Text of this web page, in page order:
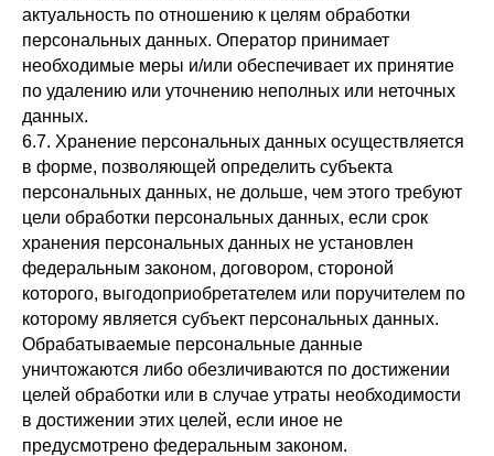
актуальность по отношению к целям обработки
персональных данных. Оператор принимает
необходимые меры и/или обеспечивает их принятие
по удалению или уточнению неполных или неточных
данных.
6.7. Хранение персональных данных осуществляется
в форме, позволяющей определить субъекта
персональных данных, не дольше, чем этого требуют
цели обработки персональных данных, если срок
хранения персональных данных не установлен
федеральным законом, договором, стороной
которого, выгодоприобретателем или поручителем по
которому является субъект персональных данных.
Обрабатываемые персональные данные
уничтожаются либо обезличиваются по достижении
целей обработки или в случае утраты необходимости
в достижении этих целей, если иное не
предусмотрено федеральным законом.